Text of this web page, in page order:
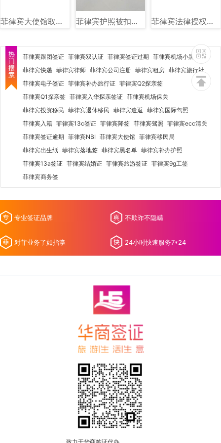
菲律宾大使馆取证单图片样式讲解 菲律宾护照被扣海关单子图片样式讲解 菲律宾法律授权社会福利和发展部（DSWD）图文讲解
菲律宾跟团签证 菲律宾双认证 菲律宾签证过期 菲律宾机场小黑屋
菲律宾快递 菲律宾律师 菲律宾公司注册 菲律宾租房 菲律宾旅行社
菲律宾电子签证 菲律宾补办旅行证 菲律宾Q2探亲签
菲律宾Q1探亲签 菲律宾入华探亲签证 菲律宾机场保关
菲律宾投资移民 菲律宾退休移民 菲律宾遣返 菲律宾国际驾照
菲律宾入籍 菲律宾13c签证 菲律宾降签 菲律宾驾照 菲律宾ecc清关
菲律宾签证逾期 菲律宾NBI 菲律宾大使馆 菲律宾移民局
菲律宾出生纸 菲律宾落地签 菲律宾黑名单 菲律宾补办护照
菲律宾13a签证 菲律宾结婚证 菲律宾旅游签证 菲律宾9g工签
菲律宾商务签
专业签证品牌 不欺诈不隐瞒
对菲业务了如指掌 24小时快速服务7*24